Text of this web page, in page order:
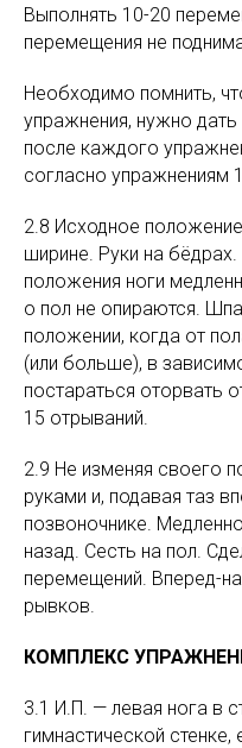
Выполнять 10-20
перемещения не
Необходимо помнить,
упражнения, нужно дать
после каждого
согласно упражнениям
2.8 Исходное
ширине. Руки на
положения ноги
о пол не опираются.
положении, когда от
(или больше), в
постараться оторвать
15 отрываний.
2.9 Не изменяя своего
руками и, подавая таз
позвоночнике.
назад. Сесть на пол.
перемещений. Вперед-
рывков.
КОМПЛЕКС
3.1 И.П. — левая нога в
гимнастической стенке,